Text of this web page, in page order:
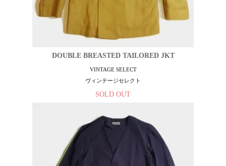
DOUBLE BREASTED TAILORED JKT
VINTAGE SELECT
ヴィンテージセレクト
SOLD OUT